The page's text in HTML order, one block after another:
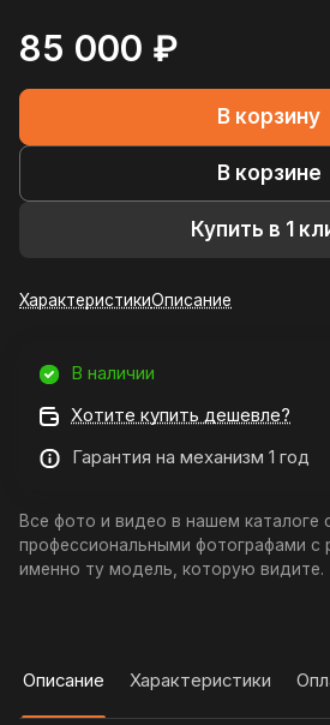
85 000 ₽
В корзину
В корзине
Купить в 1
ХарактеристикиОписание
В наличии
Хотите купить дешевле?
Гарантия на механизм 1 год
Все фото и видео в нашем каталоге
профессиональными фотографами с
именно ту модель, которую видите.
Описание Характеристики